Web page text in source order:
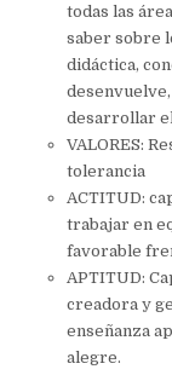
todas las
saber sobre
didáctica,
desarrollar
VALORES:
tolerancia
ACTITUD:
trabajar en
favorable
APTITUD:
creadora y
enseñanza
alegre.